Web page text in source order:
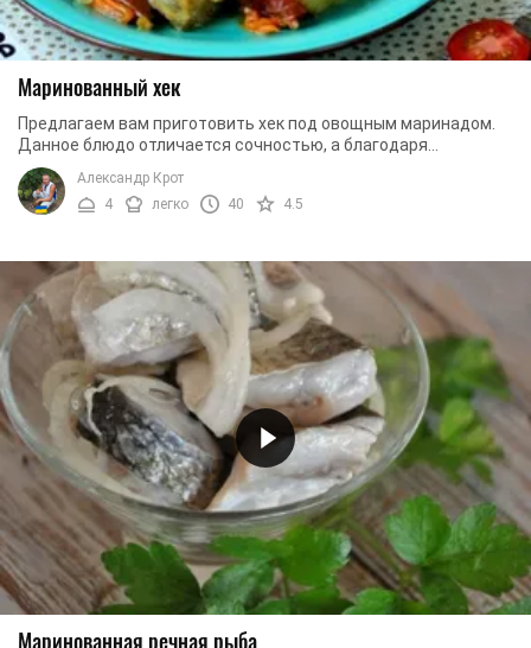
Маринованный хек
Предлагаем вам приготовить хек под овощным маринадом.
Данное блюдо отличается сочностью, а благодаря
маринованным овощам, рыба становится нежной. В ...
Александр Крот
4
легко 40 4.5
Маринованная речная рыба